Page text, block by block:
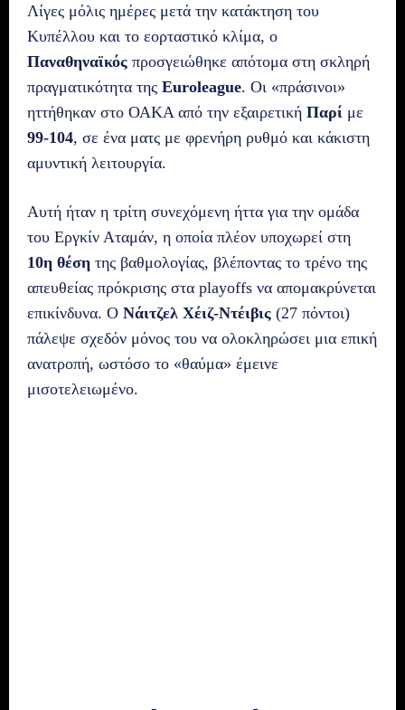
Λίγες μόλις ημέρες μετά την κατάκτηση του
Κυπέλλου και το εορταστικό κλίμα, ο
Παναθηναϊκός προσγειώθηκε απότομα στη σκληρή
πραγματικότητα της Euroleague. Οι «πράσινοι»
ηττήθηκαν στο ΟΑΚΑ από την εξαιρετική Παρί με
99-104, σε ένα ματς με φρενήρη ρυθμό και κάκιστη
αμυντική λειτουργία.
Αυτή ήταν η τρίτη συνεχόμενη ήττα για την ομάδα
του Εργκίν Αταμάν, η οποία πλέον υποχωρεί στη
10η θέση της βαθμολογίας, βλέποντας το τρένο της
απευθείας πρόκρισης στα playoffs να απομακρύνεται
επικίνδυνα. Ο Νάιτζελ Χέιζ-Ντέιβις (27 πόντοι)
πάλεψε σχεδόν μόνος του να ολοκληρώσει μια επική
ανατροπή, ωστόσο το «θαύμα» έμεινε
μισοτελειωμένο.